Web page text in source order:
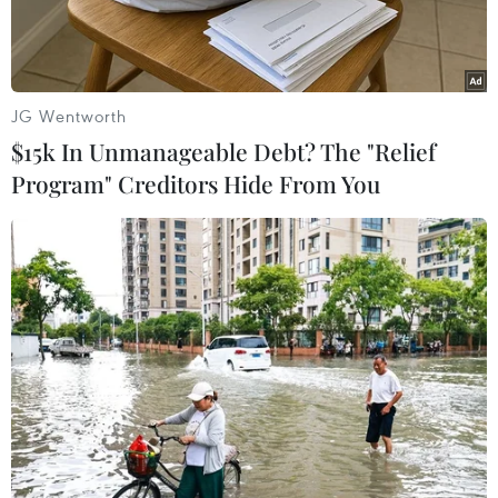
Nhân viên y tế chuyển bệnh nhân COVID-19 tại bệnh viện ở
Mulhouse, Pháp. (Ảnh: AFP/TTXVN)
Các nhân viên y tế, những người ở tuyến đầu
chống dịch viêm đường hô hấp cấp COVID-19,
vốn là đối tượng bị lây nhiễm cao từ khi bùng
JG Wentworth
$15k In Unmanageable Debt? The "Relief
Program" Creditors Hide From You